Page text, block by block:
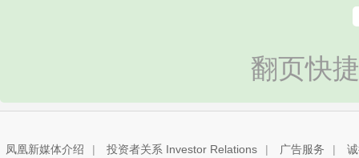
翻页快
凤凰新媒体介绍 | 投资者关系 Investor Relations | 广告服务 |